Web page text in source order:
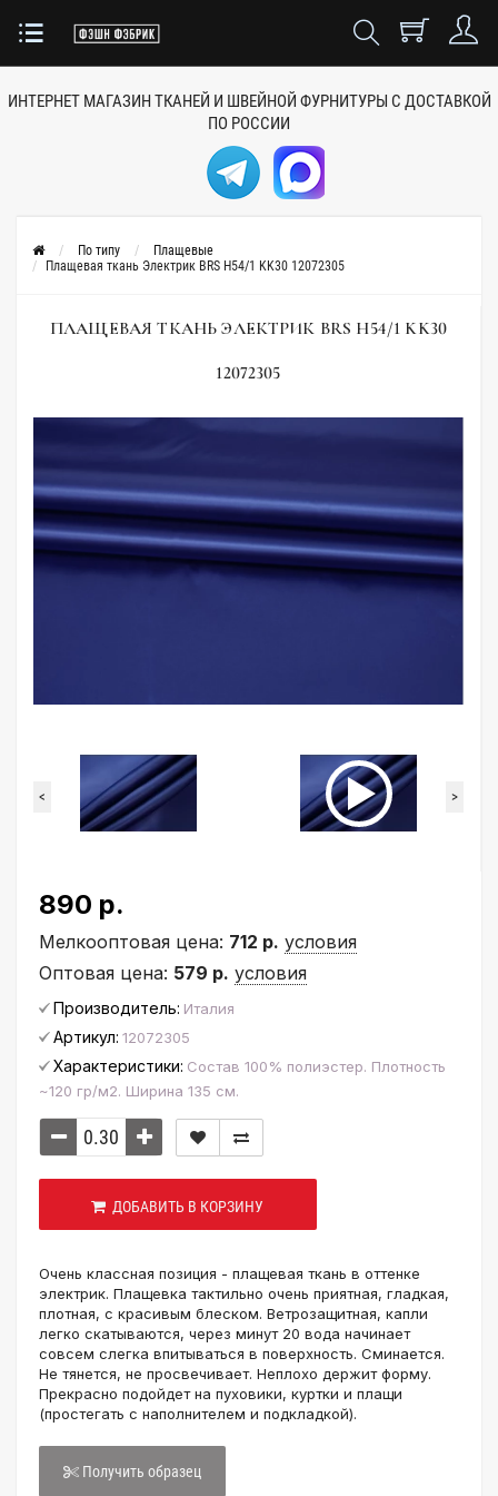
ИНТЕРНЕТ МАГАЗИН ТКАНЕЙ И ШВЕЙНОЙ ФУРНИТУРЫ С ДОСТАВКОЙ
ПО РОССИИ
По типу
Плащевые
Плащевая ткань Электрик BRS H54/1 KK30 12072305
ПЛАЩЕВАЯ ТКАНЬ ЭЛЕКТРИК BRS H54/1 KK30
12072305
< >
890 р.
Мелкооптовая цена: 712 р. условия
Оптовая цена: 579 р. условия
Производитель: Италия
Артикул: 12072305
Характеристики: Состав 100% полиэстер. Плотность
~120 гр/м2. Ширина 135 см.
ДОБАВИТЬ В КОРЗИНУ
Очень классная позиция - плащевая ткань в оттенке
электрик. Плащевка тактильно очень приятная, гладкая,
плотная, с красивым блеском. Ветрозащитная, капли
легко скатываются, через минут 20 вода начинает
совсем слегка впитываться в поверхность. Сминается.
Не тянется, не просвечивает. Неплохо держит форму.
Прекрасно подойдет на пуховики, куртки и плащи
(простегать с наполнителем и подкладкой).
Получить образец